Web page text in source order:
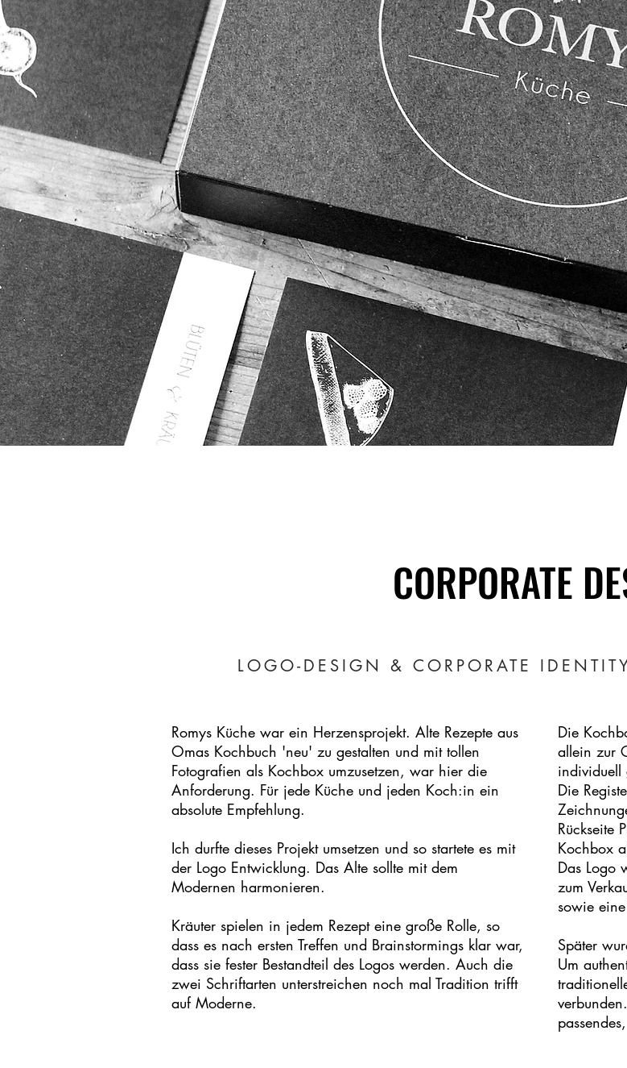
CORPORATE
LOGO-DESIGN & CORPORATE
Romys Küche war ein Herzensprojekt. Alte Rezepte aus
Omas Kochbuch 'neu' zu gestalten und mit tollen
Fotografien als Kochbox umzusetzen, war hier die
Anforderung. Für jede Küche und jeden Koch:in ein
absolute Empfehlung.
Ich durfte dieses Projekt umsetzen und so startete es mit
der Logo Entwicklung. Das Alte sollte mit dem
Modernen harmonieren.
Kräuter spielen in jedem Rezept eine große Rolle, so
dass es nach ersten Treffen und Brainstormings klar war,
dass sie fester Bestandteil des Logos werden. Auch die
zwei Schriftarten unterstreichen noch mal Tradition trifft
auf Moderne.
Die
allein zur
individuell
Die
Rückseite
Kochbox
Das Logo
zum
sowie
Später
Um